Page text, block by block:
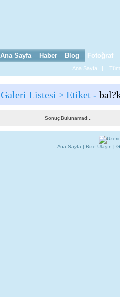
Ana Sayfa Haber Blog Fotoğraf
Ana Sayfa |
Galeri Listesi > Etiket -
Sonuç Bulunamadı..
Ana Sayfa | Bize Ulaşın |